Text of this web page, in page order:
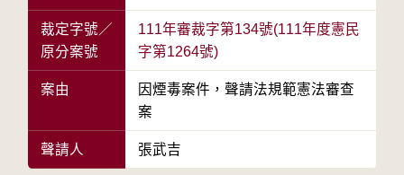
裁定字號／
原分案號
111年審裁字第134號(111年度憲民
字第1264號)
案由
因煙毒案件，聲請法規範憲法審查
案
聲請人 張武吉